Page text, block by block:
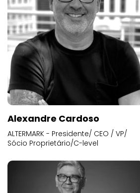
Alexandre Cardoso
ALTERMARK - Presidente/ CEO / VP/
Sócio Proprietário/C-level